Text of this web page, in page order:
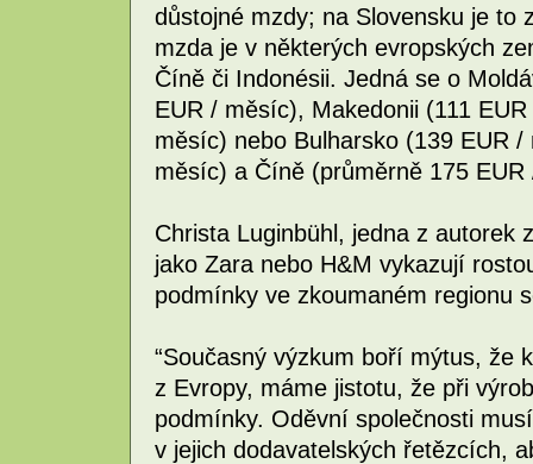
důstojné mzdy; na Slovensku je to
mzda je v některých evropských
Číně či Indonésii. Jedná se o
EUR / měsíc), Makedonii (111
měsíc) nebo Bulharsko (139 EUR
měsíc) a Číně (průměrně 175
Christa Luginbühl, jedna z autorek
jako Zara nebo H&M vykazují
podmínky ve zkoumaném regionu
“Současný výzkum boří mýtus, že
z Evropy, máme jistotu, že při
podmínky. Oděvní společnosti
v jejich dodavatelských řetězcích,